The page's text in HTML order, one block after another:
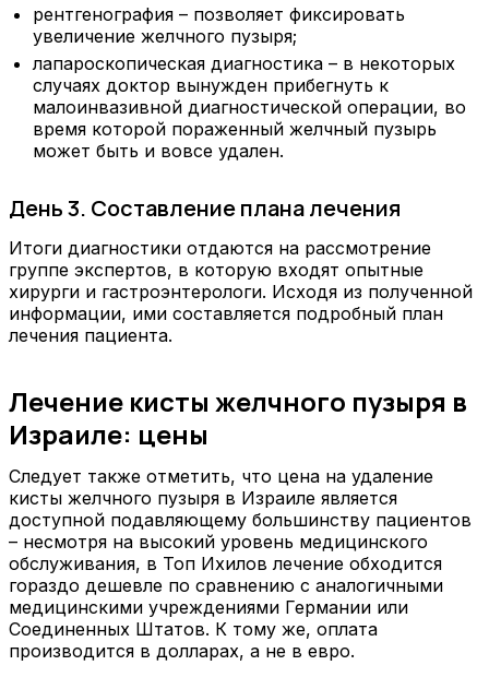
рентгенография – позволяет фиксировать
увеличение желчного пузыря;
лапароскопическая диагностика – в некоторых
случаях доктор вынужден прибегнуть к
малоинвазивной диагностической операции, во
время которой пораженный желчный пузырь
может быть и вовсе удален.
День 3. Составление плана лечения
Итоги диагностики отдаются на рассмотрение
группе экспертов, в которую входят опытные
хирурги и гастроэнтерологи. Исходя из полученной
информации, ими составляется подробный план
лечения пациента.
Лечение кисты желчного пузыря в
Израиле: цены
Следует также отметить, что цена на удаление
кисты желчного пузыря в Израиле является
доступной подавляющему большинству пациентов
– несмотря на высокий уровень медицинского
обслуживания, в Топ Ихилов лечение обходится
гораздо дешевле по сравнению с аналогичными
медицинскими учреждениями Германии или
Соединенных Штатов. К тому же, оплата
производится в долларах, а не в евро.